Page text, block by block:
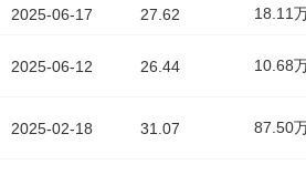
2025-06-17
2025-06-12
2025-02-18
27.62 18.11
26.44 10.68
31.07 87.50